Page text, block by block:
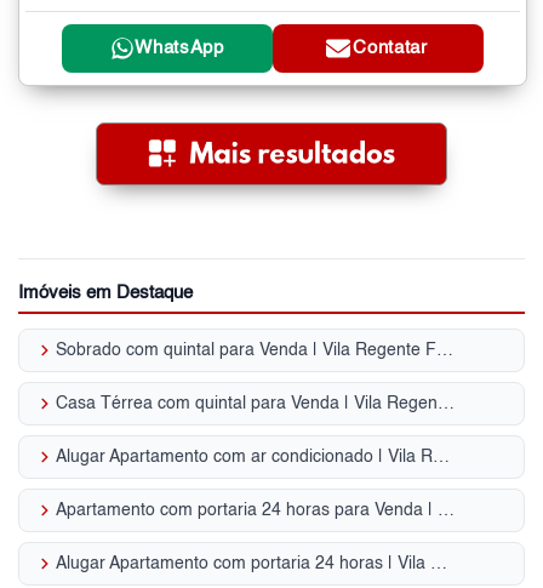
WhatsApp Contatar
Imóveis em Destaque
keyboard_arrow_right Sobrado com quintal para Venda | Vila Regente Feijó
keyboard_arrow_right Casa Térrea com quintal para Venda | Vila Regente Feijó
keyboard_arrow_right Alugar Apartamento com ar condicionado | Vila Regente Feijó
keyboard_arrow_right Apartamento com portaria 24 horas para Venda | Vila Regente Feijó
keyboard_arrow_right Alugar Apartamento com portaria 24 horas | Vila Regente Feijó